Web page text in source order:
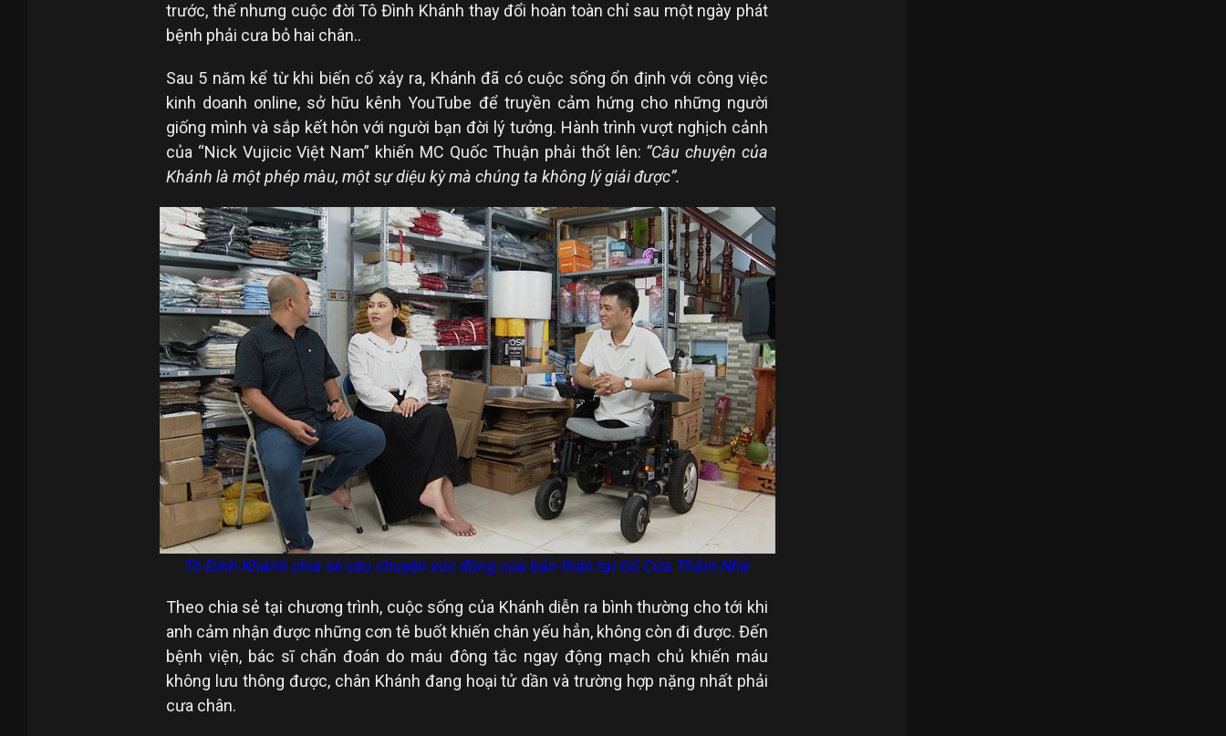
trước, thế nhưng cuộc đời Tô Đình Khánh thay đổi hoàn toàn chỉ sau một ngày phát
bệnh phải cưa bỏ hai chân..
Sau 5 năm kể từ khi biến cố xảy ra, Khánh đã có cuộc sống ổn định với công việc
kinh doanh online, sở hữu kênh YouTube để truyền cảm hứng cho những người
giống mình và sắp kết hôn với người bạn đời lý tưởng. Hành trình vượt nghịch cảnh
của “Nick Vujicic Việt Nam” khiến MC Quốc Thuận phải thốt lên: “Câu chuyện của
Khánh là một phép màu, một sự diệu kỳ mà chúng ta không lý giải được”.
Tô Đình Khánh chia sẻ câu chuyện xúc động của bản thân tại Gõ Cửa Thăm Nhà
Theo chia sẻ tại chương trình, cuộc sống của Khánh diễn ra bình thường cho tới khi
anh cảm nhận được những cơn tê buốt khiến chân yếu hẳn, không còn đi được. Đến
bệnh viện, bác sĩ chẩn đoán do máu đông tắc ngay động mạch chủ khiến máu
không lưu thông được, chân Khánh đang hoại tử dần và trường hợp nặng nhất phải
cưa chân.